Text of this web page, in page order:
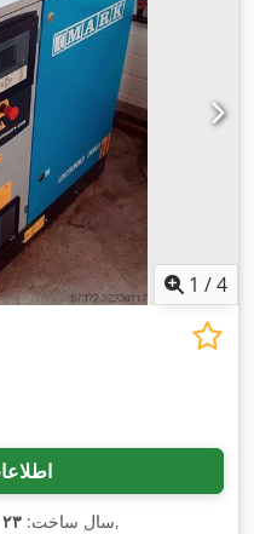
1 /4
سال ساخت:,